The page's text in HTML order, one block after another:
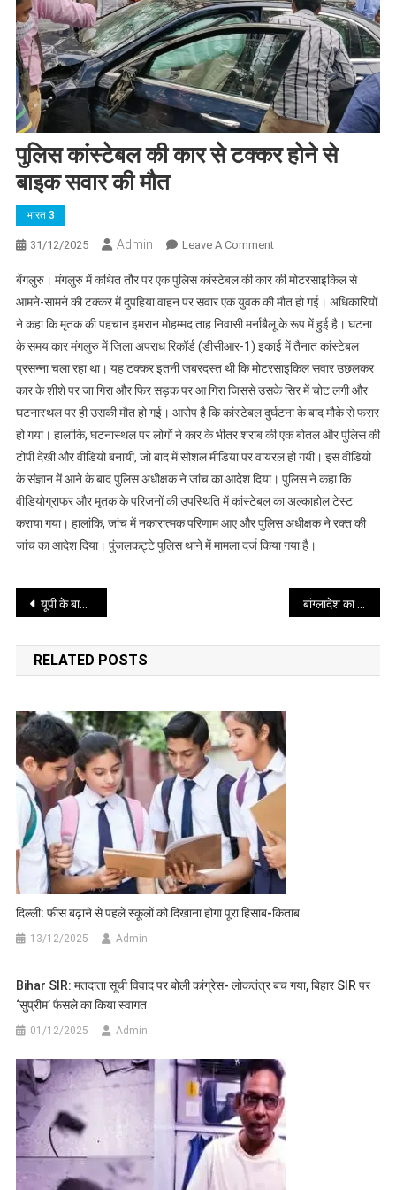
पुलिस कांस्टेबल की कार से टक्कर होने से
बाइक सवार की मौत
भारत 3
31/12/2025 Admin Leave A CommentOn
कांस्टेबल
की
कार
से
टक्कर
होने
से
बाइक
सवार
मौत
बेंगलुरु। मंगलुरु में कथित तौर पर एक पुलिस कांस्टेबल की कार की मोटरसाइकिल से
आमने-सामने की टक्कर में दुपहिया वाहन पर सवार एक युवक की मौत हो गई। अधिकारियों
ने कहा कि मृतक की पहचान इमरान मोहम्मद ताह निवासी मर्नाबैलू के रूप में हुई है। घटना
के समय कार मंगलुरु में जिला अपराध रिकॉर्ड (डीसीआर-1) इकाई में तैनात कांस्टेबल
प्रसन्ना चला रहा था। यह टक्कर इतनी जबरदस्त थी कि मोटरसाइकिल सवार उछलकर
कार के शीशे पर जा गिरा और फिर सड़क पर आ गिरा जिससे उसके सिर में चोट लगी और
घटनास्थल पर ही उसकी मौत हो गई। आरोप है कि कांस्टेबल दुर्घटना के बाद मौके से फरार
हो गया। हालांकि, घटनास्थल पर लोगों ने कार के भीतर शराब की एक बोतल और पुलिस की
टोपी देखी और वीडियो बनायी, जो बाद में सोशल मीडिया पर वायरल हो गयी। इस वीडियो
के संज्ञान में आने के बाद पुलिस अधीक्षक ने जांच का आदेश दिया। पुलिस ने कहा कि
वीडियोग्राफर और मृतक के परिजनों की उपस्थिति में कांस्टेबल का अल्काहोल टेस्ट
कराया गया। हालांकि, जांच में नकारात्मक परिणाम आए और पुलिस अधीक्षक ने रक्त की
जांच का आदेश दिया। पुंजलकट्टे पुलिस थाने में मामला दर्ज किया गया है।
Post
navigation
यूपी के बाहुबली पूर्व सांसद धनंजय सिंह समेत अन्य पर मामला दर्ज
RELATED POSTS
दिल्ली: फीस बढ़ाने से पहले स्कूलों को दिखाना होगा पूरा हिसाब-किताब
13/12/2025 Admin
Bihar SIR: मतदाता सूची विवाद पर बोली कांग्रेस- लोकतंत्र बच गया, बिहार SIR पर
‘सुप्रीम’ फैसले का किया स्वागत
01/12/2025 Admin